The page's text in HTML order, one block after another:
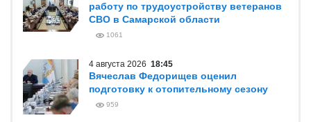
работу по трудоустройству ветеранов
СВО в Самарской области
1061
4 августа 2026 18:45
Вячеслав Федорищев оценил
подготовку к отопительному сезону
959